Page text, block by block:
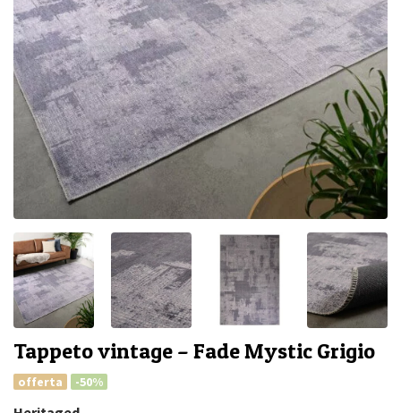
Tappeto vintage – Fade Mystic Grigio
offerta -50%